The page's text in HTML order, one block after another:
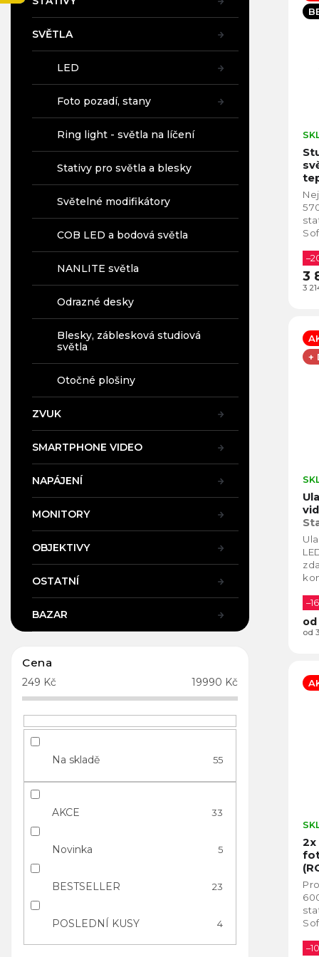
Cena
249 Kč 19990 Kč
Na skladě 55
AKCE 33
Novinka 5
BESTSELLER 23
POSLEDNÍ KUSY 4
SVĚTLA
LED
Foto pozadí, stany
Ring light - světla na líčení
Stativy pro světla a blesky
Světelné modifikátory
COB LED a bodová světla
NANLITE světla
Odrazné desky
Blesky, záblesková studiová
světla
Otočné plošiny
ZVUK
SMARTPHONE VIDEO
NAPÁJENÍ
MONITORY
OBJEKTIVY
OSTATNÍ
BAZAR
í
t
ů
3
3
+
od
od